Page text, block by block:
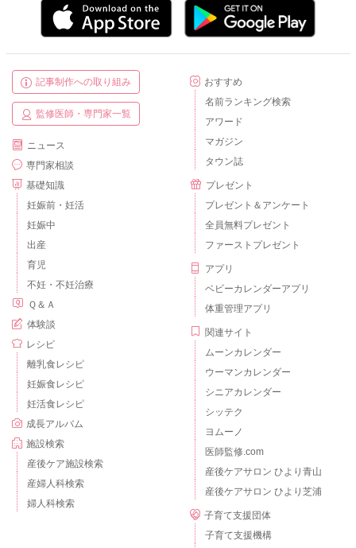
記事制作への取り組み
監修医師・専門家一覧
ニュース
専門家相談
基礎知識
妊娠前・妊活
妊娠中
出産
育児
不妊・不妊治療
Ｑ＆Ａ
体験談
レシピ
離乳食レシピ
妊娠食レシピ
妊活食レシピ
成長アルバム
施設検索
産後ケア施設検索
産婦人科検索
婦人科検索
おすすめ
名前ランキング検索
アワード
マガジン
タウン誌
プレゼント
プレゼント＆アンケート
全員無料プレゼント
ファーストプレゼント
アプリ
ベビーカレンダーアプリ
体重管理アプリ
関連サイト
ムーンカレンダー
ウーマンカレンダー
シニアカレンダー
シッテク
ヨムーノ
医師監修.com
産後ケアサロン ひより青山
産後ケアサロン ひより芝浦
子育て支援団体
子育て支援機構